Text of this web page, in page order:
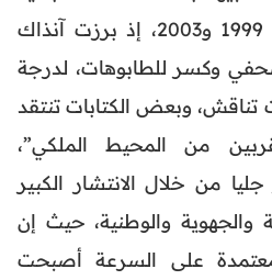
العهد الجديد أي ما بين 1999 و2003، إذ برزت آنذاك
وكسر للطابوهات، لدرجة
تناقش، وبعض الكتابات تنتقد
من المحيط الملكي”،
من خلال الانتشار الكبير
والجهوية والوطنية، حيث إن
على السرعة أصبحت